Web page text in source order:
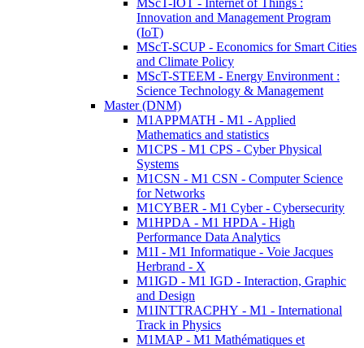
MScT-IOT - Internet of Things :
Innovation and Management Program
(IoT)
MScT-SCUP - Economics for Smart Cities
and Climate Policy
MScT-STEEM - Energy Environment :
Science Technology & Management
Master (DNM)
M1APPMATH - M1 - Applied
Mathematics and statistics
M1CPS - M1 CPS - Cyber Physical
Systems
M1CSN - M1 CSN - Computer Science
for Networks
M1CYBER - M1 Cyber - Cybersecurity
M1HPDA - M1 HPDA - High
Performance Data Analytics
M1I - M1 Informatique - Voie Jacques
Herbrand - X
M1IGD - M1 IGD - Interaction, Graphic
and Design
M1INTTRACPHY - M1 - International
Track in Physics
M1MAP - M1 Mathématiques et